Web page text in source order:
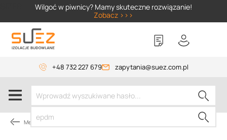
Wilgoć w piwnicy? Mamy skuteczne rozwiązanie!
Zobacz >>>
+48 732 227 679 zapytania@suez.com.pl
Membrany dachowe